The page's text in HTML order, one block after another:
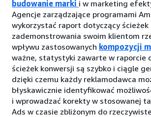
budowanie marki i w marketing
Agencje zarządzające programami
wykorzystać raport dotyczący ścieżek
zademonstrowania swoim klientom
wpływu zastosowanych kompozycji
ważne, statystyki zawarte w raporcie
ścieżek konwersji są szybko i ciągle
dzięki czemu każdy reklamodawca
błyskawicznie identyfikować
i wprowadzać korekty w stosowanej
Ads w czasie zbliżonym do